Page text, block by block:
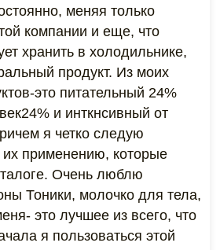
меняя только
компании и еще, что
хранить в холодильнике,
продукт. Из моих
это питательный 24%
и инткнсивный от
я четко следую
их применению, которые
Очень люблю
Тоники, молочко для тела,
это лучшее из всего, что
я пользоваться этой